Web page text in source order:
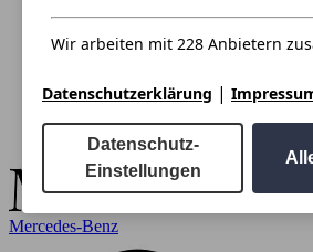
Mercedes-Benz
Wir arbeiten mit 228 Anbietern
Datenschutzerklärung |
Datenschutz-
Einstellungen